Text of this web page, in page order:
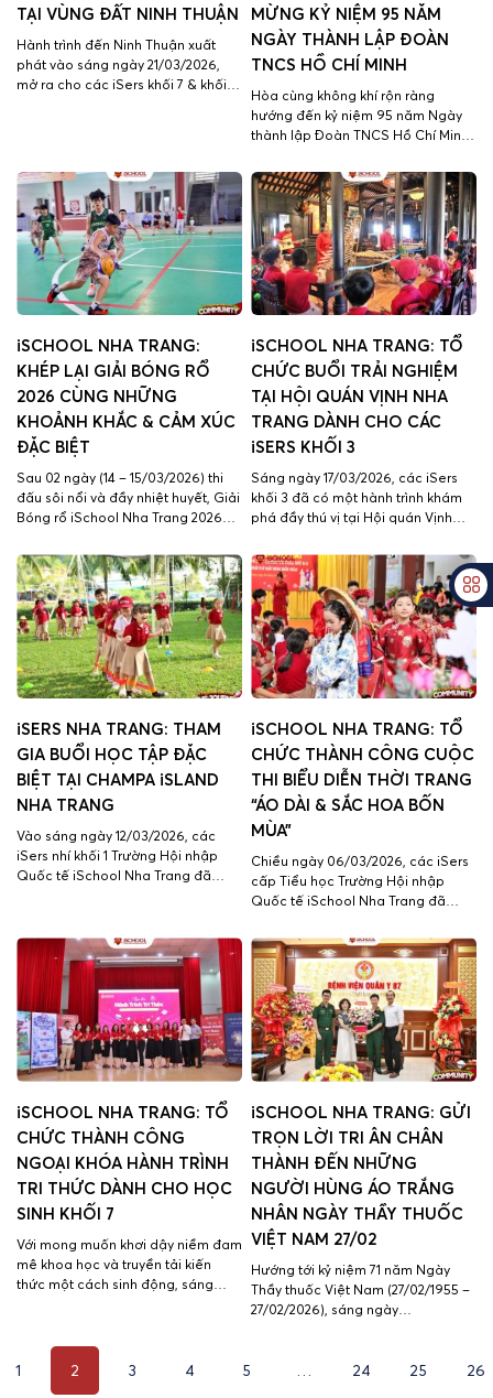
TẠI VÙNG ĐẤT NINH THUẬN
Hành trình đến Ninh Thuận xuất
phát vào sáng ngày 21/03/2026,
mở ra cho các iSers khối 7 & khối 11
những giá trị văn […]
MỪNG KỶ NIỆM 95 NĂM
NGÀY THÀNH LẬP ĐOÀN
TNCS HỒ CHÍ MINH
Hòa cùng không khí rộn ràng
hướng đến kỷ niệm 95 năm Ngày
thành lập Đoàn TNCS Hồ Chí Minh
ngày 26/03/2026, các iSers cấp
THCS – THPT Trường Hội nhập
Quốc tế iSchool Nha Trang đã
cùng nhau tham gia chương trình
Sinh hoạt kỷ niệm 95 năm ngày
thành […]
iSCHOOL NHA TRANG:
KHÉP LẠI GIẢI BÓNG RỔ
2026 CÙNG NHỮNG
KHOẢNH KHẮC & CẢM XÚC
ĐẶC BIỆT
Sau 02 ngày (14 – 15/03/2026) thi
đấu sôi nổi và đầy nhiệt huyết, Giải
Bóng rổ iSchool Nha Trang 2026
nhiều cảm xúc và những khoảnh
khắc đáng nhớ trong lòng thầy cô
và các iSers. Giải đấu năm nay quy
tụ 17 đội bóng từ […]
iSCHOOL NHA TRANG: TỔ
CHỨC BUỔI TRẢI NGHIỆM
TẠI HỘI QUÁN VỊNH NHA
TRANG DÀNH CHO CÁC
iSERS KHỐI 3
Sáng ngày 17/03/2026, các iSers
khối 3 đã có một hành trình khám
phá đầy thú vị tại Hội quán Vịnh
những giá trị văn hóa đặc sắc của
địa phương, giúp các iSers tiếp
cận gần hơn với nghệ thuật truyền
thống của dân tộc […]
iSERS NHA TRANG: THAM
GIA BUỔI HỌC TẬP ĐẶC
BIỆT TẠI CHAMPA iSLAND
NHA TRANG
Vào sáng ngày 12/03/2026, các
iSers nhí khối 1 Trường Hội nhập
Quốc tế iSchool Nha Trang đã
tại Champa island. Trong buổi trải
nghiệm, các iSers đã tham gia
chuỗi hoạt động trải nghiệm đa
dạng, kết hợp giữa vận […]
iSCHOOL NHA TRANG: TỔ
CHỨC THÀNH CÔNG CUỘC
THI BIỂU DIỄN THỜI TRANG
“ÁO DÀI & SẮC HOA BỐN
MÙA”
Chiều ngày 06/03/2026, các iSers
cấp Tiểu học Trường Hội nhập
Quốc tế iSchool Nha Trang đã
dài rực rỡ và đầy sáng tạo tại Cuộc
thi Biểu diễn thời trang “Áo dài và
Sắc hoa bốn mùa”. Chương trình
được tổ chức nhằm chào mừng
Ngày Quốc […]
iSCHOOL NHA TRANG: TỔ
CHỨC THÀNH CÔNG
NGOẠI KHÓA HÀNH TRÌNH
TRI THỨC DÀNH CHO HỌC
SINH KHỐI 7
Với mong muốn khơi dậy niềm đam
mê khoa học và truyền tải kiến
thức một cách sinh động, sáng
khóa “Hành trình tri thức” đầy sáng
tạo và truyền cảm hứng. Lần lượt
iSCHOOL NHA TRANG: GỬI
TRỌN LỜI TRI ÂN CHÂN
THÀNH ĐẾN NHỮNG
NGƯỜI HÙNG ÁO TRẮNG
NHÂN NGÀY THẦY THUỐC
VIỆT NAM 27/02
Hướng tới kỷ niệm 71 năm Ngày
Thầy thuốc Việt Nam (27/02/1955 –
27/02/2026), sáng ngày
Trang đã tổ chức chuyến thăm hỏi
1 2 3 4 5 24 25 26